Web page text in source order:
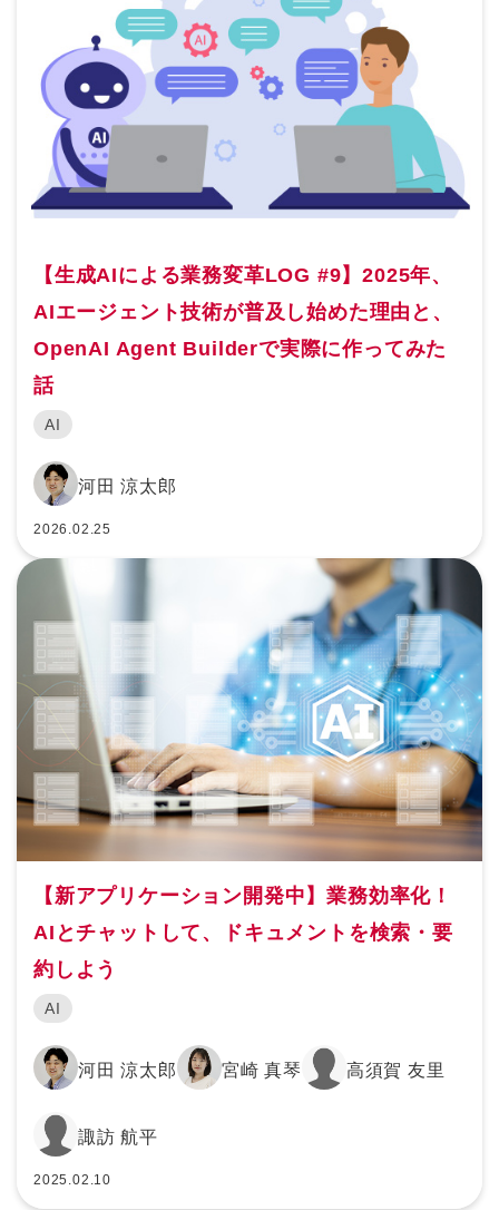
【生成AIによる業務変革LOG #9】2025年、
AIエージェント技術が普及し始めた理由と、
OpenAI Agent Builderで実際に作ってみた
話
AI
河田 涼太郎
2026.02.25
【新アプリケーション開発中】業務効率化！
AIとチャットして、ドキュメントを検索・要
約しよう
AI
河田 涼太郎 宮崎 真琴 高須賀 友里
諏訪 航平
2025.02.10